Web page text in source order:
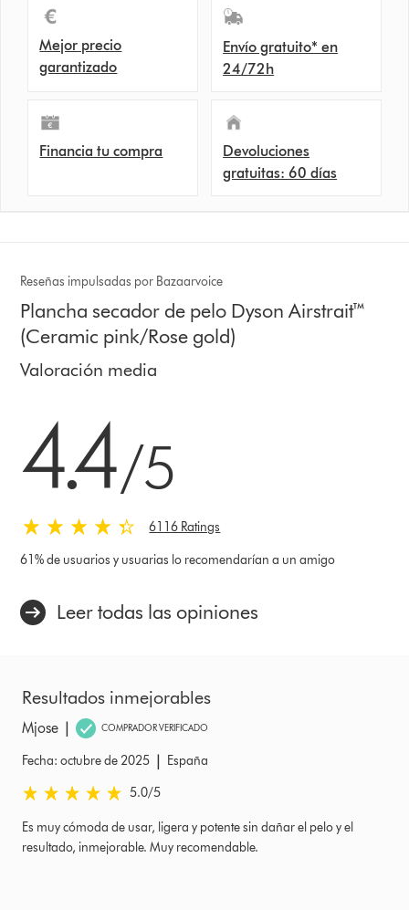
Mejor precio
garantizado
Envío gratuito* en
24/72h
Financia tu compra
Devoluciones
gratuitas: 60 días
Reseñas impulsadas por Bazaarvoice
Plancha secador de pelo Dyson Airstrait™
(Ceramic pink/Rose gold)
Valoración media
4.4/5
6116 Ratings
61% de usuarios y usuarias lo recomendarían a un amigo
Leer todas las opiniones
Resultados inmejorables
Mjose | COMPRADOR VERIFICADO
Fecha: octubre de 2025 |
España
5.0 estrellas de 5 de Fecha: octubre de 2025 Ratings
5.0/5
Es muy cómoda de usar, ligera y potente sin dañar el pelo y el
resultado, inmejorable. Muy recomendable.